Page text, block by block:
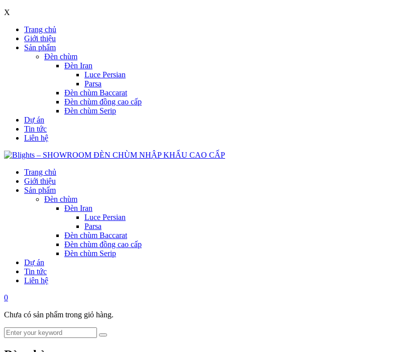
X
Trang chủ
Giới thiệu
Sản phẩm
Đèn chùm
Đèn Iran
Luce Persian
Parsa
Đèn chùm Baccarat
Đèn chùm đồng cao cấp
Đèn chùm Serip
Dự án
Tin tức
Liên hệ
Trang chủ
Giới thiệu
Sản phẩm
Đèn chùm
Đèn Iran
Luce Persian
Parsa
Đèn chùm Baccarat
Đèn chùm đồng cao cấp
Đèn chùm Serip
Dự án
Tin tức
Liên hệ
0
Chưa có sản phẩm trong giỏ hàng.